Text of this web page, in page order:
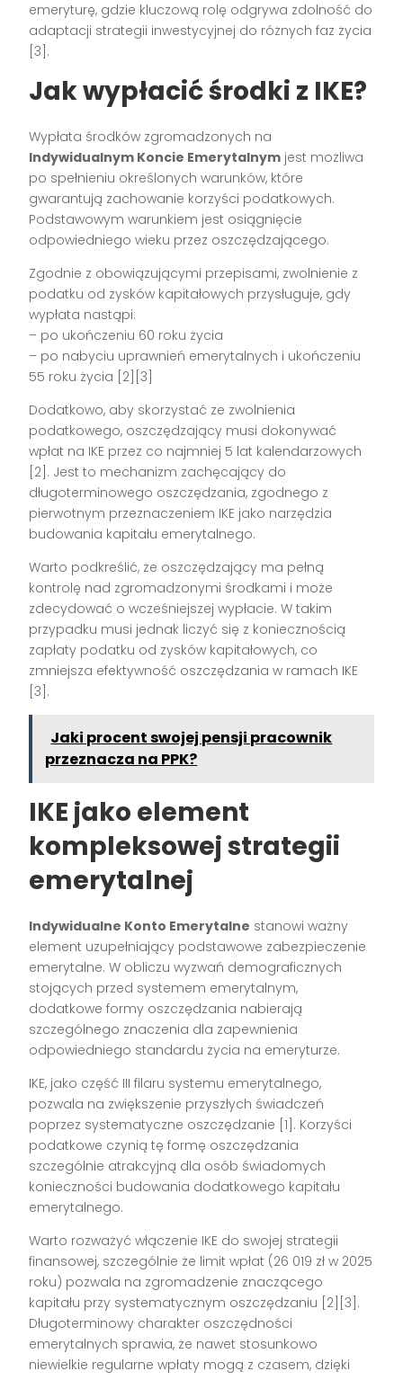
emeryturę, gdzie kluczową rolę odgrywa zdolność do
adaptacji strategii inwestycyjnej do różnych faz życia
[3].
Jak wypłacić środki z IKE?
Wypłata środków zgromadzonych na
Indywidualnym Koncie Emerytalnym jest możliwa
po spełnieniu określonych warunków, które
gwarantują zachowanie korzyści podatkowych.
Podstawowym warunkiem jest osiągnięcie
odpowiedniego wieku przez oszczędzającego.
Zgodnie z obowiązującymi przepisami, zwolnienie z
podatku od zysków kapitałowych przysługuje, gdy
wypłata nastąpi:
– po ukończeniu 60 roku życia
– po nabyciu uprawnień emerytalnych i ukończeniu
55 roku życia [2][3]
Dodatkowo, aby skorzystać ze zwolnienia
podatkowego, oszczędzający musi dokonywać
wpłat na IKE przez co najmniej 5 lat kalendarzowych
[2]. Jest to mechanizm zachęcający do
długoterminowego oszczędzania, zgodnego z
pierwotnym przeznaczeniem IKE jako narzędzia
budowania kapitału emerytalnego.
Warto podkreślić, że oszczędzający ma pełną
kontrolę nad zgromadzonymi środkami i może
zdecydować o wcześniejszej wypłacie. W takim
przypadku musi jednak liczyć się z koniecznością
zapłaty podatku od zysków kapitałowych, co
zmniejsza efektywność oszczędzania w ramach IKE
[3].
Jaki procent swojej pensji pracownik
przeznacza na PPK?
IKE jako element
kompleksowej strategii
emerytalnej
Indywidualne Konto Emerytalne stanowi ważny
element uzupełniający podstawowe zabezpieczenie
emerytalne. W obliczu wyzwań demograficznych
stojących przed systemem emerytalnym,
dodatkowe formy oszczędzania nabierają
szczególnego znaczenia dla zapewnienia
odpowiedniego standardu życia na emeryturze.
IKE, jako część III filaru systemu emerytalnego,
pozwala na zwiększenie przyszłych świadczeń
poprzez systematyczne oszczędzanie [1]. Korzyści
podatkowe czynią tę formę oszczędzania
szczególnie atrakcyjną dla osób świadomych
konieczności budowania dodatkowego kapitału
emerytalnego.
Warto rozważyć włączenie IKE do swojej strategii
finansowej, szczególnie że limit wpłat (26 019 zł w 2025
roku) pozwala na zgromadzenie znaczącego
kapitału przy systematycznym oszczędzaniu [2][3].
Długoterminowy charakter oszczędności
emerytalnych sprawia, że nawet stosunkowo
niewielkie regularne wpłaty mogą z czasem, dzięki